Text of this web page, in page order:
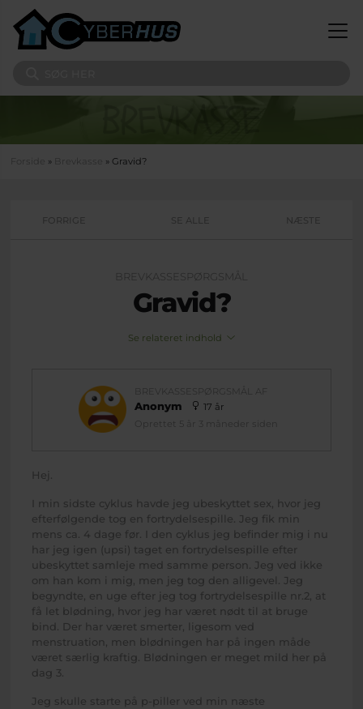
Du er her
» Brevkasse » Gravid?
FORRIGE SE ALLE NÆSTE
BREVKASSESPØRGSMÅL
Gravid?
Se relateret indhold
BREVKASSESPØRGSMÅL AF
Anonym
17 år
Oprettet 5 år 3 måneder siden
Hej.
I min sidste cyklus havde jeg ubeskyttet sex, hvor jeg
efterfølgende tog en fortrydelsespille. Jeg fik min
mens ca. 4 dage før. I den cyklus jeg befinder mig i nu
har jeg igen (upsi) taget en fortrydelsespille efter
ubeskyttet samleje med samme person. Jeg ved ikke
om han kom i mig, men jeg tog den alligevel. Jeg
begyndte, en uge efter jeg tog fortrydelsespille nr.2, at
få let blødning, hvor jeg har været nødt til at bruge
bind. Der har været smerter, ligesom ved
menstruation, men blødningen har på ingen måde
været særlig kraftig. Blødningen er meget mild her på
dag 3.
Jeg skulle starte på p-piller ved min næste